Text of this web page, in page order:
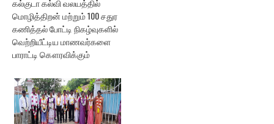
கல்குடா கல்வி வலயத்தில்
மொழித்திறன் மற்றும் 100 சதுர
கணித்தல் போட்டி நிகழ்வுகளில்
வெற்றியீட்டிய மாணவர்களை
பாராட்டி கௌரவிக்கும்